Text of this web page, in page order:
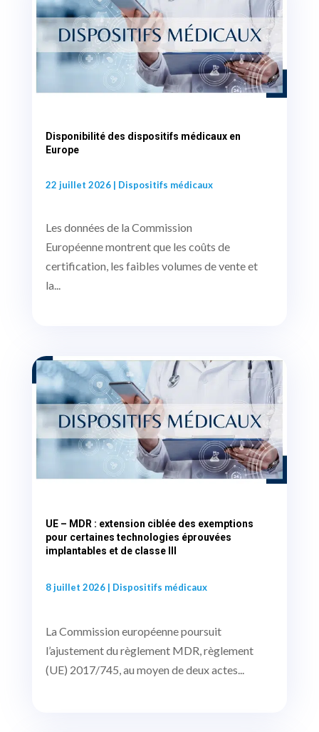
Disponibilité des dispositifs médicaux en
Europe
22 juillet 2026| Dispositifs médicaux
Les données de la Commission
Européenne montrent que les coûts de
certification, les faibles volumes de vente et
la...
UE – MDR : extension ciblée des exemptions
pour certaines technologies éprouvées
implantables et de classe III
8 juillet 2026| Dispositifs médicaux
La Commission européenne poursuit
l’ajustement du règlement MDR, règlement
(UE) 2017/745, au moyen de deux actes...